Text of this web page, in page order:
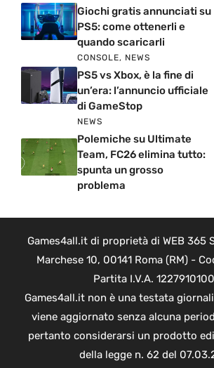
Giochi gratis annunciati su
PS5: come ottenerli e
quando scaricarli
CONSOLE, NEWS
PS5 vs Xbox, è la fine di
un’era: l’annuncio ufficiale
di GameStop
NEWS
Polemiche su Ultimate
Team, FC26 elimina tutto:
spunta un grosso
problema
Games4all.it di proprietà di WEB 365
Marchese 10, 00141 Roma (RM) -
Partita I.V.A.
Games4all.it non è una testata
viene aggiornato senza alcuna
pertanto considerarsi un prodotto
della legge n. 62 del